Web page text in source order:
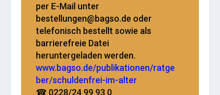
per E-Mail unter
bestellungen@bagso.de oder
telefonisch bestellt sowie als
barrierefreie Datei
heruntergeladen werden.
www.bagso.de/publikationen/ratge
ber/schuldenfrei-im-alter
☎ 0228/24 99 93 0